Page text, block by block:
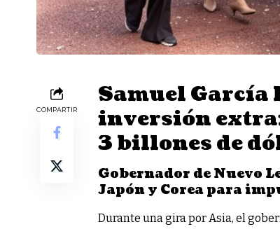
COMPARTIR
Samuel García
inversión
3 billones de
Gobernador de Nuevo
Japón y Corea para
Durante una gira por Asia, el